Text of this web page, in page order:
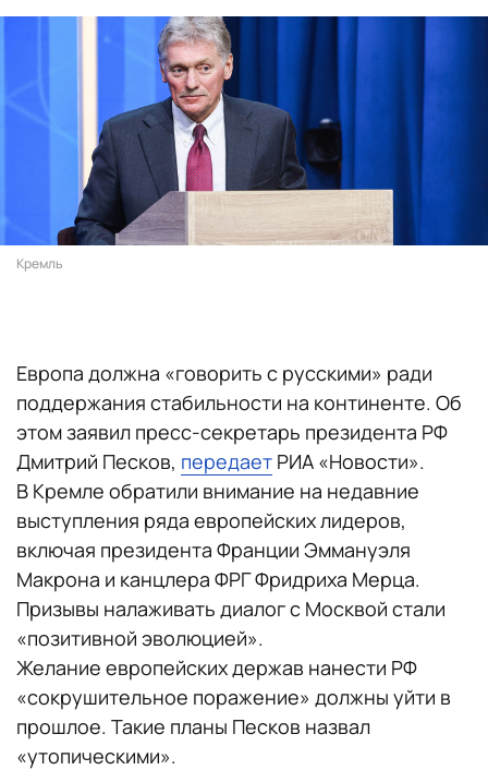
Кремль
Европа должна «говорить с русскими» ради
поддержания стабильности на континенте. Об
этом заявил пресс-секретарь президента РФ
Дмитрий Песков, передает РИА «Новости».
В Кремле обратили внимание на недавние
выступления ряда европейских лидеров,
включая президента Франции Эммануэля
Макрона и канцлера ФРГ Фридриха Мерца.
Призывы налаживать диалог с Москвой стали
«позитивной эволюцией».
Желание европейских держав нанести РФ
«сокрушительное поражение» должны уйти в
прошлое. Такие планы Песков назвал
«утопическими».